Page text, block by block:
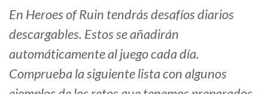
En Heroes of Ruin tendrás desafíos diarios
descargables. Estos se añadirán
automáticamente al juego cada día.
Comprueba la siguiente lista con algunos